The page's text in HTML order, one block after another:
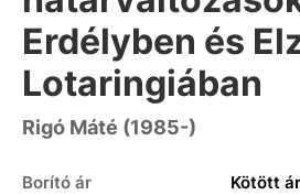
Erdélyben és
Lotaringiában
Rigó Máté (1985-)
Borító ár Kötött ár